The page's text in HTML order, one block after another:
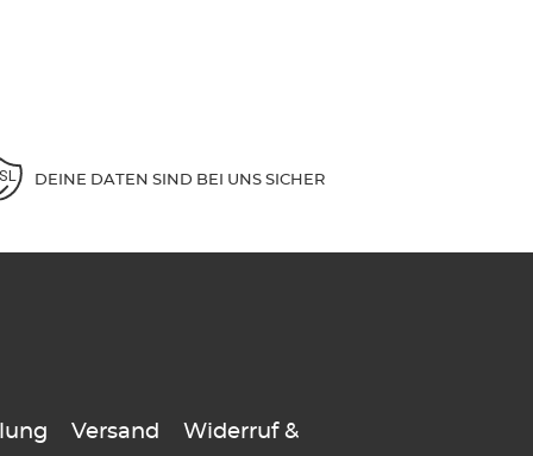
DEINE DATEN SIND BEI UNS SICHER
Versand
Widerruf &